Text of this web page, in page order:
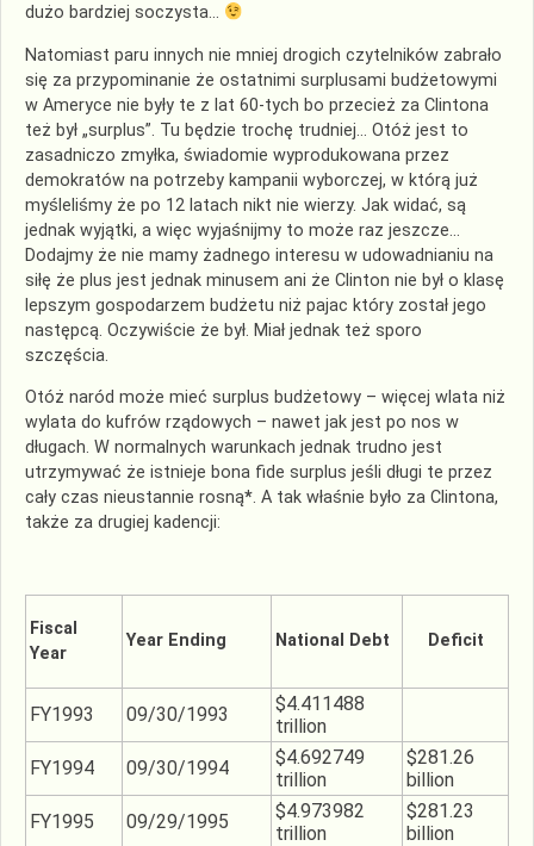
dużo bardziej soczysta…
Natomiast paru innych nie mniej drogich czytelników zabrało
się za przypominanie że ostatnimi surplusami budżetowymi
w Ameryce nie były te z lat 60-tych bo przecież za Clintona
też był „surplus”. Tu będzie trochę trudniej… Otóż jest to
zasadniczo zmyłka, świadomie wyprodukowana przez
demokratów na potrzeby kampanii wyborczej, w którą już
myśleliśmy że po 12 latach nikt nie wierzy. Jak widać, są
jednak wyjątki, a więc wyjaśnijmy to może raz jeszcze…
Dodajmy że nie mamy żadnego interesu w udowadnianiu na
siłę że plus jest jednak minusem ani że Clinton nie był o klasę
lepszym gospodarzem budżetu niż pajac który został jego
następcą. Oczywiście że był. Miał jednak też sporo
szczęścia.
Otóż naród może mieć surplus budżetowy – więcej wlata niż
wylata do kufrów rządowych – nawet jak jest po nos w
długach. W normalnych warunkach jednak trudno jest
utrzymywać że istnieje bona fide surplus jeśli długi te przez
cały czas nieustannie rosną*. A tak właśnie było za Clintona,
także za drugiej kadencji:
Fiscal
Year
Year Ending National Debt Deficit
FY1993 09/30/1993
$4.411488
trillion
FY1994
09/30/1994
$4.692749
trillion
$281.26
billion
FY1995
09/29/1995
$4.973982
trillion
$281.23
billion